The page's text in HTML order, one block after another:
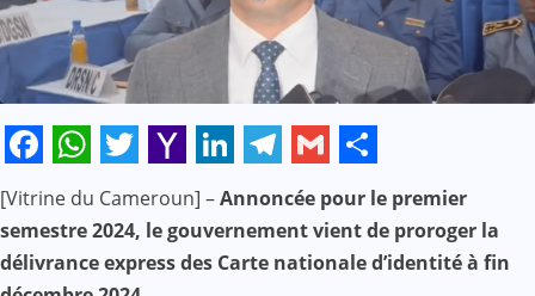
Facebook
WhatsApp
Twitter
Yahoo
Mail
LinkedIn
Telegram
Gmail
Share
[Vitrine du Cameroun] –Annoncée pour le premier
semestre 2024, le gouvernement vient de proroger la
délivrance express des Carte nationale d’identité à fin